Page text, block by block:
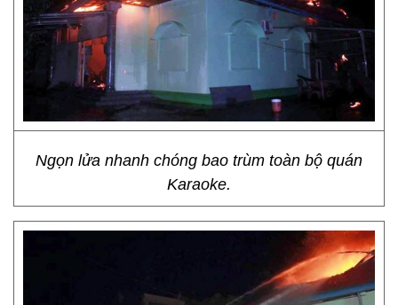
Ngọn lửa nhanh chóng bao trùm toàn bộ quán
Karaoke.